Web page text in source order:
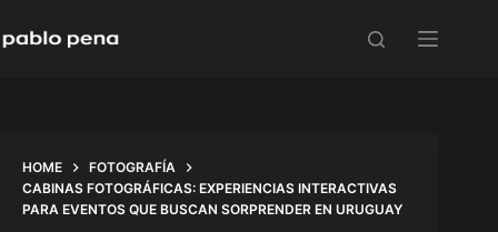
to
HOME
FOTOGRAFÍA
CABINAS FOTOGRÁFICAS: EXPERIENCIAS INTERACTIVAS
PARA EVENTOS QUE BUSCAN SORPRENDER EN URUGUAY